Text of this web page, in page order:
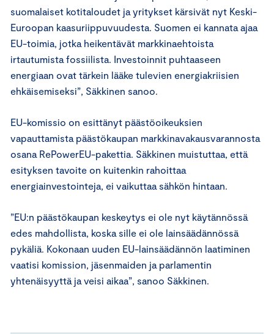
suomalaiset kotitaloudet ja yritykset kärsivät nyt Keski-
Euroopan kaasuriippuvuudesta. Suomen ei kannata ajaa
EU-toimia, jotka heikentävät markkinaehtoista
irtautumista fossiilista. Investoinnit puhtaaseen
energiaan ovat tärkein lääke tulevien energiakriisien
ehkäisemiseksi”, Säkkinen sanoo.
EU-komissio on esittänyt päästöoikeuksien
vapauttamista päästökaupan markkinavakausvarannosta
osana RePowerEU-pakettia. Säkkinen muistuttaa, että
esityksen tavoite on kuitenkin rahoittaa
energiainvestointeja, ei vaikuttaa sähkön hintaan.
”EU:n päästökaupan keskeytys ei ole nyt käytännössä
edes mahdollista, koska sille ei ole lainsäädännössä
pykäliä. Kokonaan uuden EU-lainsäädännön laatiminen
vaatisi komission, jäsenmaiden ja parlamentin
yhtenäisyyttä ja veisi aikaa”, sanoo Säkkinen.